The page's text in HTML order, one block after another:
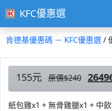
KFC優惠選
肯德基優惠碼 － KFC優惠選/
155元 原價$240
紙包雞x1 + 無骨雞腿x1 + 中